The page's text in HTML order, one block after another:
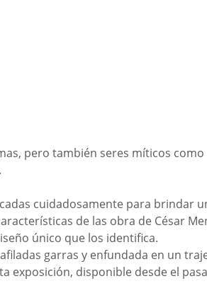
pero también seres míticos
cuidadosamente para brindar
de las obra de César
único que los identifica.
garras y enfundada en un
exposición, disponible desde el